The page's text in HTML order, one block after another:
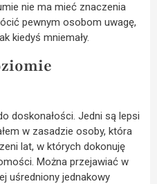
nie ma mieć znaczenia
pewnym osobom uwagę,
kiedyś mniemały.
doskonałości. Jedni są lepsi
w zasadzie osoby, która
lat, w których dokonuję
Można przejawiać w
uśredniony jednakowy